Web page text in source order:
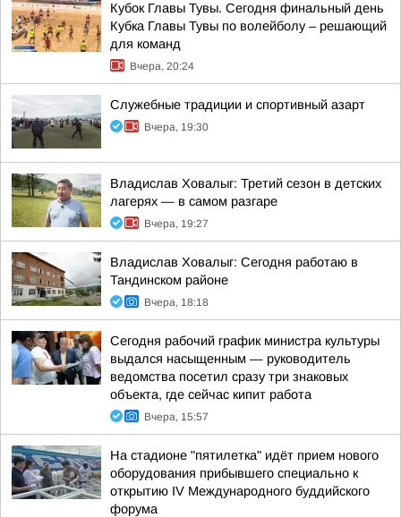
Кубок Главы Тувы. Сегодня финальный день
Кубка Главы Тувы по волейболу – решающий
для команд
Вчера, 20:24
Служебные традиции и спортивный азарт
Вчера, 19:30
Владислав Ховалыг: Третий сезон в детских
лагерях — в самом разгаре
Вчера, 19:27
Владислав Ховалыг: Сегодня работаю в
Тандинском районе
Вчера, 18:18
Сегодня рабочий график министра культуры
выдался насыщенным — руководитель
ведомства посетил сразу три знаковых
объекта, где сейчас кипит работа
Вчера, 15:57
На стадионе "пятилетка" идёт прием нового
оборудования прибывшего специально к
открытию IV Международного буддийского
форума